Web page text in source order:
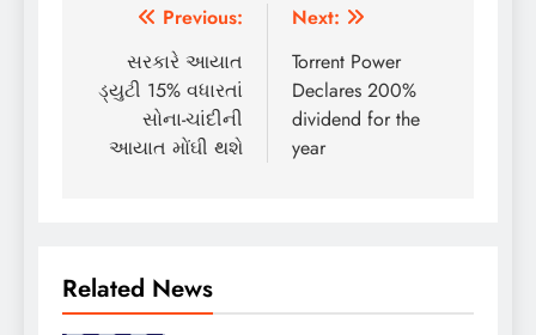
Post
navigation
Previous:
સરકારે આયાત
ડ્યુટી 15% વધારતાં
સોના-ચાંદીની
આયાત મોંઘી થશે
Next:
Torrent Power
Declares 200%
dividend for the
year
Related News